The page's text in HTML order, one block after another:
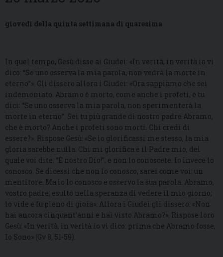
giovedì della quinta settimana di quaresima
In quel tempo, Gesù disse ai Giudei: «In verità, in verità io vi
dico: “Se uno osserva la mia parola, non vedrà la morte in
eterno”». Gli dissero allora i Giudei: «Ora sappiamo che sei
indemoniato. Abramo è morto, come anche i profeti, e tu
dici: “Se uno osserva la mia parola, non sperimenterà la
morte in eterno”. Sei tu più grande di nostro padre Abramo,
che è morto? Anche i profeti sono morti. Chi credi di
essere?». Rispose Gesù: «Se io glorificassi me stesso, la mia
gloria sarebbe nulla. Chi mi glorifica è il Padre mio, del
quale voi dite: “È nostro Dio!”, e non lo conoscete. Io invece lo
conosco. Se dicessi che non lo conosco, sarei come voi: un
mentitore. Ma io lo conosco e osservo la sua parola. Abramo,
vostro padre, esultò nella speranza di vedere il mio giorno;
lo vide e fu pieno di gioia». Allora i Giudei gli dissero: «Non
hai ancora cinquant’anni e hai visto Abramo?». Rispose loro
Gesù: «In verità, in verità io vi dico: prima che Abramo fosse,
Io Sono» (Gv 8, 51-59).